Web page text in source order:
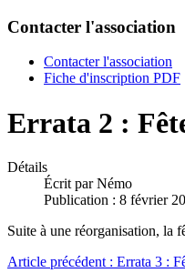
Contacter l'association
Contacter l'association
Fiche d'inscription PDF
Errata 2 :
Détails
Écrit parNémo
Publication : 8 février
Suite à une réorganisation, la
Article précédent : Errata 3 :